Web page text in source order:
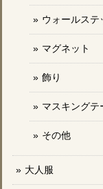
ウォールステ
マグネット
飾り
マスキングテ
その他
大人服